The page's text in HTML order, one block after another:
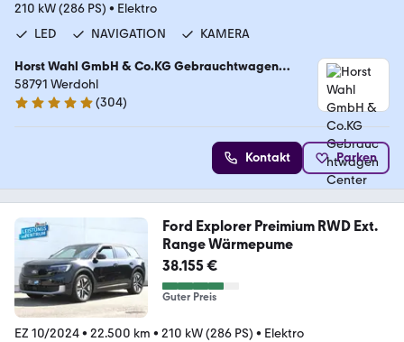
210 kW (286 PS) • Elektro
LED
NAVIGATION KAMERA
Horst Wahl GmbH & Co.KG Gebrauchtwagen
Center
58791 Werdohl
5 Sterne
(304)
Kontakt Parken
Ford Explorer Preimium RWD Ext.
Range Wärmepume
38.155 €
Guter Preis
EZ 10/2024• 22.500 km • 210 kW (286 PS) • Elektro